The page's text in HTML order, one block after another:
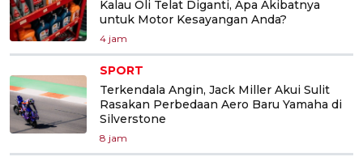
Kalau Oli Telat Diganti, Apa Akibatnya
untuk Motor Kesayangan Anda?
4 jam
SPORT
Terkendala Angin, Jack Miller Akui Sulit
Rasakan Perbedaan Aero Baru Yamaha di
Silverstone
8 jam